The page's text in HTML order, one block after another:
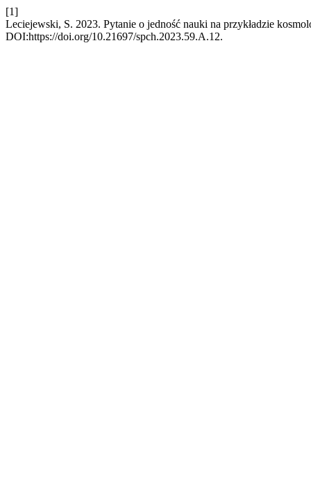
[1]
Leciejewski, S. 2023. Pytanie o jedność nauki na przykładzie
DOI:https://doi.org/10.21697/spch.2023.59.A.12.